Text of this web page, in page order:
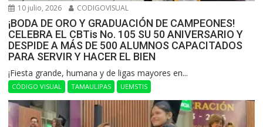
10 julio, 2026 CODIGOVISUAL
¡BODA DE ORO Y GRADUACIÓN DE CAMPEONES!
CELEBRA EL CBTis No. 105 SU 50 ANIVERSARIO Y
DESPIDE A MÁS DE 500 ALUMNOS CAPACITADOS
PARA SERVIR Y HACER EL BIEN
​¡Fiesta grande, humana y de ligas mayores en...
CÓDIGO VISUAL TAMAULIPAS UEMSTIS